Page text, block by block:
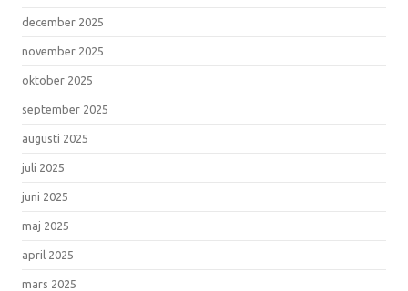
december 2025
november 2025
oktober 2025
september 2025
augusti 2025
juli 2025
juni 2025
maj 2025
april 2025
mars 2025